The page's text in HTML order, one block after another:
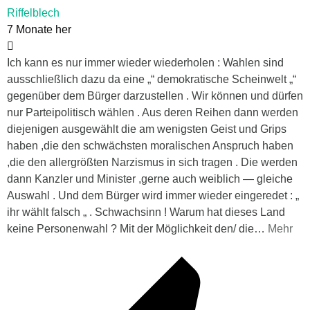
Riffelblech
7 Monate her
Ich kann es nur immer wieder wiederholen : Wahlen sind
ausschließlich dazu da eine „“ demokratische Scheinwelt „“
gegenüber dem Bürger darzustellen . Wir können und dürfen
nur Parteipolitisch wählen . Aus deren Reihen dann werden
diejenigen ausgewählt die am wenigsten Geist und Grips
haben ,die den schwächsten moralischen Anspruch haben
,die den allergrößten Narzismus in sich tragen . Die werden
dann Kanzler und Minister ,gerne auch weiblich — gleiche
Auswahl . Und dem Bürger wird immer wieder eingeredet : „
ihr wählt falsch „ . Schwachsinn ! Warum hat dieses Land
keine Personenwahl ? Mit der Möglichkeit den/ die… Mehr